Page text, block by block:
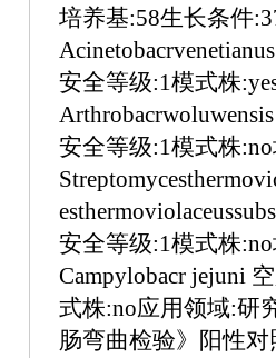
培养基:58生长条件
安全等级:1模式株
安全等级:1模式株
安全等级:1模式株
Campylobacr jejuni
式株:no应用领域:研
肠弯曲检验》阳性